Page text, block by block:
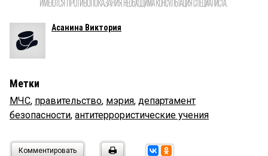
Асанина Виктория
Метки
МЧС, правительство, мэрия, департамент
безопасности, антитеррористические учения
Комментировать